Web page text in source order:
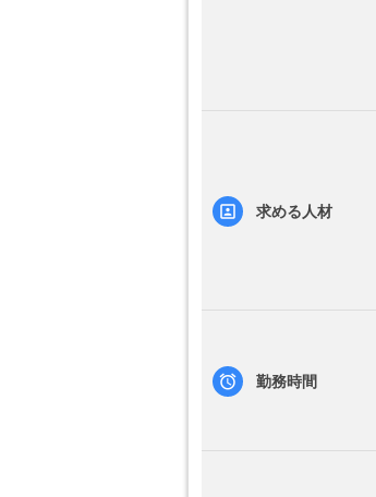
求める人材
勤務時間